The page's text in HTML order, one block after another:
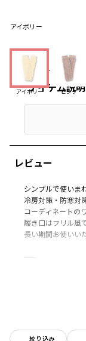
アイボリー
アイボリー ピンク
レビュー
絞り込み
アイテム説明
シンプルで使いま
冷房対策・防寒対
コーディネートの
履き口はフリル風
長い期間お使いい
-----
カテゴリ
／
カラー